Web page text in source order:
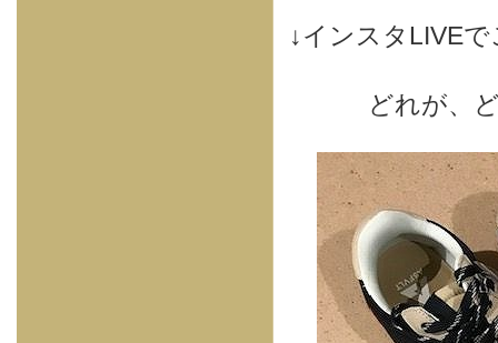
↓インスタLIVE
どれが、